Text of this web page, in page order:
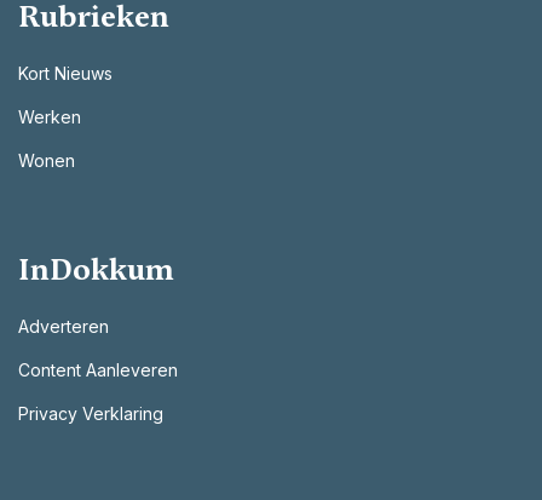
Rubrieken
Kort Nieuws
Werken
Wonen
InDokkum
Adverteren
Content Aanleveren
Privacy Verklaring